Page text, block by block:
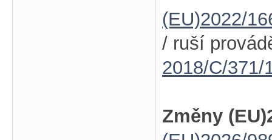
(EU)2022/
/ ruší
2018/C/
Změny